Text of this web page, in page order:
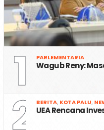
1 PARLEMENTARIA
Wagub Reny:
2 BERITA, KOTA PALU,
UEA Rencana